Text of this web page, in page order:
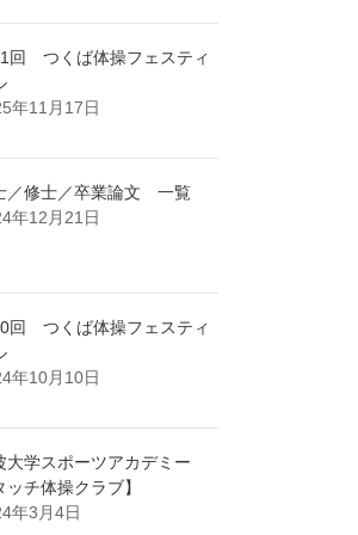
回 つくば体操フェスティ
年11月17日
／修士／卒業論文 一覧
年12月21日
回 つくば体操フェスティ
年10月10日
大学スポーツアカデミー
ッチ体操クラブ】
年3月4日